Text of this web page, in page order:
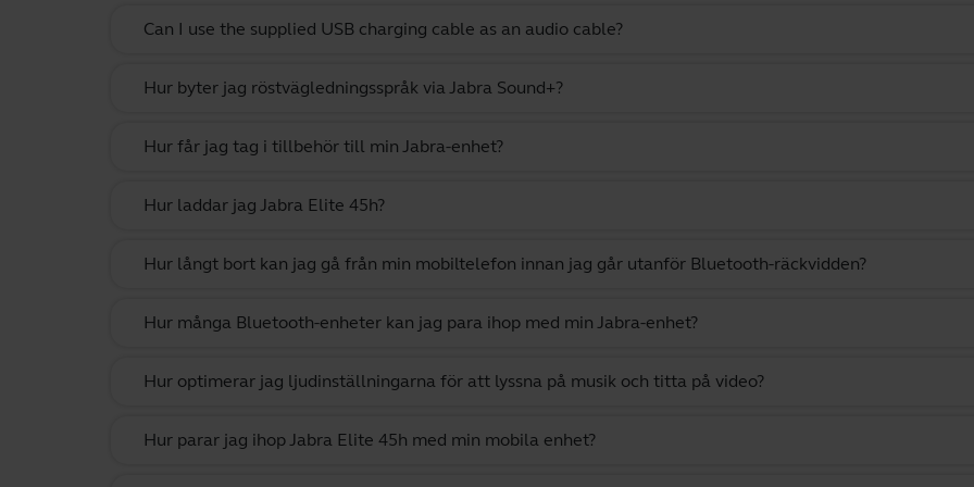
Can I use the supplied USB charging cable as an audio cable?
Hur byter jag röstvägledningsspråk via Jabra Sound+?
Hur får jag tag i tillbehör till min Jabra-enhet?
Hur laddar jag Jabra Elite 45h?
Hur långt bort kan jag gå från min mobiltelefon innan jag går utanför Bluetooth-räckvidden?
Hur många Bluetooth-enheter kan jag para ihop med min Jabra-enhet?
Hur optimerar jag ljudinställningarna för att lyssna på musik och titta på video?
Hur parar jag ihop Jabra Elite 45h med min mobila enhet?